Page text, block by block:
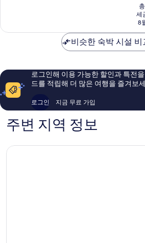
마
훌
이
후
기
세
8
비슷한 숙박 시설 비
로그인해 이용 가능한 할인과 특전
드를 적립해 더 많은 여행을 즐겨보
로그인 지금 무료 가입
주변 지역 정보